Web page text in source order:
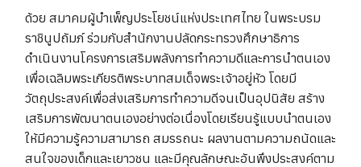
ด้วย สมาคมผู้บำเพ็ญประโยชน์แห่งประเทศไทย ในพระบรม
ราชินูปถัมภ์ ร่วมกับสำนักงานปลัดกระทรวงศึกษาธิการ
ดำเนินงานโครงการเสริมพลังการทำความดีและการนำตนเอง
เพื่อเฉลิมพระเกียรติพระบาทสมเด็จพระเจ้าอยู่หัว โดยมี
วัตถุประสงค์เพื่อส่งเสริมการทำความดีจนเป็นอุปนิสัย สร้าง
เสริมการพัฒนาตนเองอย่างต่อเนื่องโดยเรียนรู้แบบนำตนเอง
ให้มีความรู้ความสามารถ สมรรถนะ ผลงานตามความถนัดและ
สนใจของเด็กและเยาวชน และมีคุณลักษณะอันพึงประสงค์ตาม